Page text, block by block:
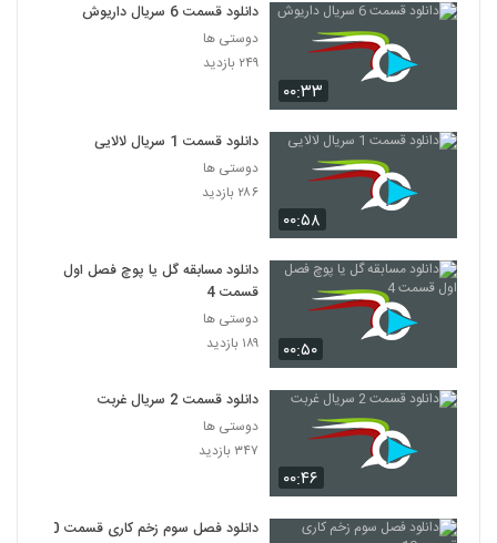
۰۰:۳۳
دانلود قسمت 6 سریال داریوش
دوستی ها
۲۴۹ بازدید
۰۰:۵۸
دانلود قسمت 1 سریال لالایی
دوستی ها
۲۸۶ بازدید
۰۰:۵۰
دانلود مسابقه گل یا پوچ فصل اول
قسمت 4
دوستی ها
۱۸۹ بازدید
۰۰:۴۶
دانلود قسمت 2 سریال غربت
دوستی ها
۳۴۷ بازدید
دانلود فصل سوم زخم کاری قسمت 10